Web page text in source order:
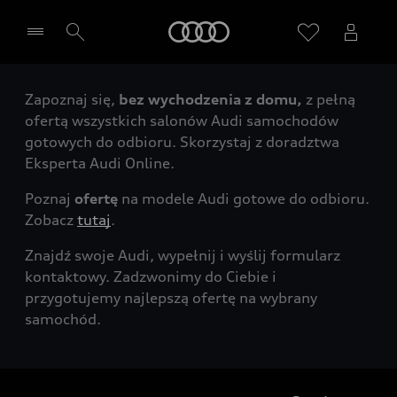
Wybierz Twojego Partnera Audi
Zapoznaj się, bez wychodzenia z domu, z pełną
ofertą wszystkich salonów Audi samochodów
gotowych do odbioru. Skorzystaj z doradztwa
Eksperta Audi Online.
Poznaj ofertę na modele Audi gotowe do odbioru.
Zobacz tutaj.
Znajdź swoje Audi, wypełnij i wyślij formularz
kontaktowy. Zadzwonimy do Ciebie i
przygotujemy najlepszą ofertę na wybrany
samochód.